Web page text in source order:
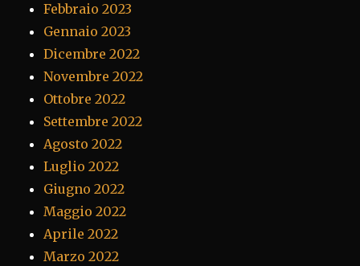
Febbraio 2023
Gennaio 2023
Dicembre 2022
Novembre 2022
Ottobre 2022
Settembre 2022
Agosto 2022
Luglio 2022
Giugno 2022
Maggio 2022
Aprile 2022
Marzo 2022